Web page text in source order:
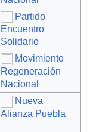
Partido
Encuentro
Solidario
Movimiento
Regeneración
Nacional
Nueva
Alianza Puebla